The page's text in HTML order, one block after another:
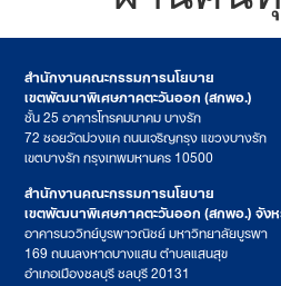
สำนักงานคณะกรรมการนโยบาย
เขตพัฒนาพิเศษภาคตะวันออก (สกพอ.)
ชั้น 25 อาคารโทรคมนาคม บางรัก
72 ซอยวัดม่วงแค ถนนเจริญกรุง แขวงบางรัก
เขตบางรัก กรุงเทพมหานคร 10500
สำนักงานคณะกรรมการนโยบาย
เขตพัฒนาพิเศษภาคตะวันออก (สกพอ.) จัง
อาคารนววิทย์บูรพาวณิชย์ มหาวิทยาลัยบูรพา
169 ถนนลงหาดบางแสน ตำบลแสนสุข
อำเภอเมืองชลบุรี ชลบุรี 20131